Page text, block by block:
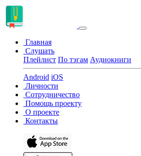
Главная
Слушать
Плейлист По тэгам Аудиокниги
Android iOS
Личности
Сотрудничество
Помощь проекту
О проекте
Контакты